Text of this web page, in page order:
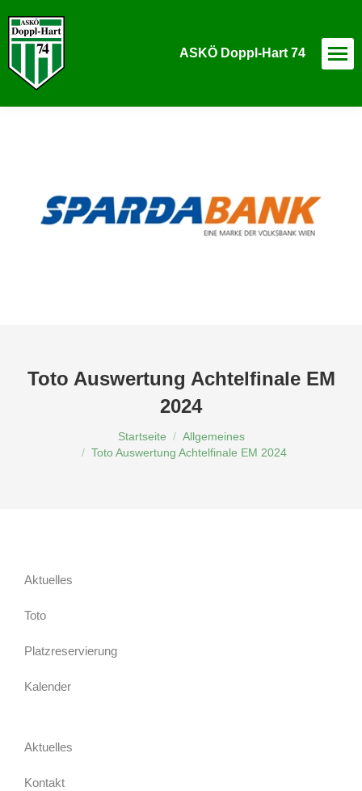
ASKÖ Doppl-Hart 74
Toto Auswertung Achtelfinale EM
2024
Startseite
Allgemeines
Toto Auswertung Achtelfinale EM 2024
Aktuelles
Toto
Platzreservierung
Kalender
Aktuelles
Kontakt